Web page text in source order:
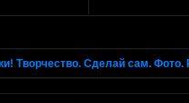
Творчество. Сделай сам. Фото.